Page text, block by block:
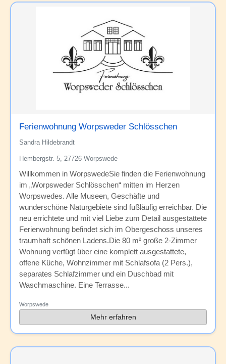
Ferienwohnung Worpsweder Schlösschen
Sandra Hildebrandt
Hembergstr. 5, 27726 Worpswede
Willkommen in WorpswedeSie finden die Ferienwohnung
im „Worpsweder Schlösschen“ mitten im Herzen
Worpswedes. Alle Museen, Geschäfte und
wunderschöne Naturgebiete sind fußläufig erreichbar. Die
neu errichtete und mit viel Liebe zum Detail ausgestattete
Ferienwohnung befindet sich im Obergeschoss unseres
traumhaft schönen Ladens.Die 80 m² große 2-Zimmer
Wohnung verfügt über eine komplett ausgestattete,
offene Küche, Wohnzimmer mit Schlafsofa (2 Pers.),
separates Schlafzimmer und ein Duschbad mit
Waschmaschine. Eine Terrasse...
Worpswede
Mehr erfahren